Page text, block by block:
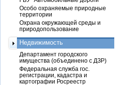
Особо охраняемые природные
территории
Охрана окружающей среды и
природопользование
Недвижимость
Департамент городского
имущества (объединено с ДЗР)
Федеральная служба гос.
регистрации, кадастра и
картографии Росреестр